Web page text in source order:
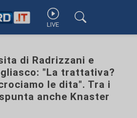
LIVE
di Radrizzani e
"La trattativa?
le dita". Tra i
anche Knaster